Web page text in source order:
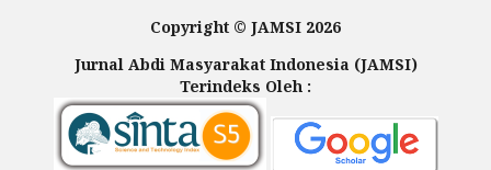
Copyright © JAMSI 2026
Jurnal Abdi Masyarakat Indonesia (JAMSI)
Terindeks Oleh :